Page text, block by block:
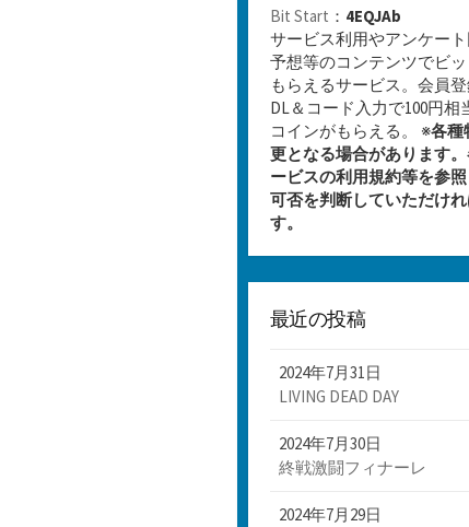
Bit Start ： 4EQJAb
サービス利用やアンケー
予想等のコンテンツでビ
もらえるサービス。会員
DL＆コード入力で100円相
コインがもらえる。 ※各種
更となる場合があります
ービスの利用規約等を参
可否を判断していただけ
す。
最近の投稿
2024年7月31日
LIVING DEAD DAY
2024年7月30日
終戦激闘フィナーレ
2024年7月29日